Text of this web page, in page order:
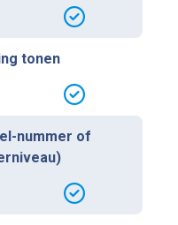
tonen
nummer of